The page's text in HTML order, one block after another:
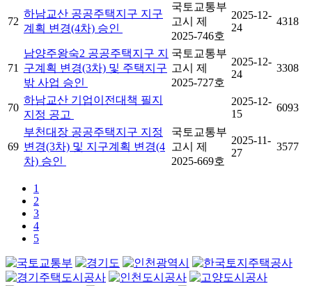
72
하남교산 공공주택지구 지구
계획 변경(4차) 승인
국토교통부
고시 제
2025-746호
2025-12-
24
4318
71
남양주왕숙2 공공주택지구 지
구계획 변경(3차) 및 주택지구
밖 사업 승인
국토교통부
고시 제
2025-727호
2025-12-
24
3308
70
하남교산 기업이전대책 필지
지정 공고
2025-12-
15
6093
69
부천대장 공공주택지구 지정
변경(3차) 및 지구계획 변경(4
차) 승인
국토교통부
고시 제
2025-669호
2025-11-
27
3577
1
2
3
4
5